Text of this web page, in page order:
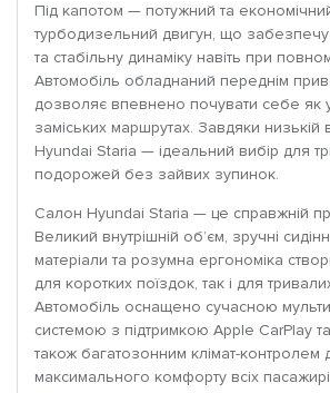
Під капотом — потужний та
турбодизельний двигун, що
та стабільну динаміку навіть при
Автомобіль обладнаний переднім
дозволяє впевнено почувати себе як у
заміських маршрутах. Завдяки низькій
Hyundai Staria — ідеальний вибір для
подорожей без зайвих зупинок.
Салон Hyundai Staria — це справжній
Великий внутрішній об’єм, зручні
матеріали та розумна ергономіка
для коротких поїздок, так і для
Автомобіль оснащено сучасною
системою з підтримкою Apple CarPlay
також багатозонним клімат-контролем
максимального комфорту всіх